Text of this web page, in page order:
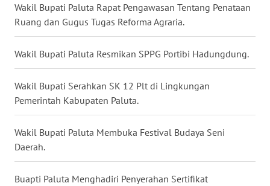
Wakil Bupati Paluta Rapat Pengawasan Tentang Penataan
Ruang dan Gugus Tugas Reforma Agraria.
Wakil Bupati Paluta Resmikan SPPG Portibi Hadungdung.
Wakil Bupati Serahkan SK 12 Plt di Lingkungan
Pemerintah Kabupaten Paluta.
Wakil Bupati Paluta Membuka Festival Budaya Seni
Daerah.
Buapti Paluta Menghadiri Penyerahan Sertifikat
BEKASI
BOGOR
WN
DEPOK
WN
TAPANULI
UTARA